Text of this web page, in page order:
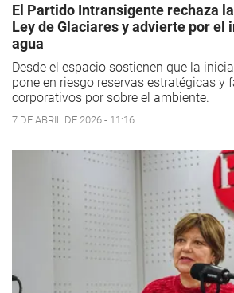
El Partido Intransigente rechaza
Ley de Glaciares y advierte por el
agua
Desde el espacio sostienen que la
pone en riesgo reservas estratégicas y
corporativos por sobre el ambiente.
7 DE ABRIL DE 2026 - 11:16